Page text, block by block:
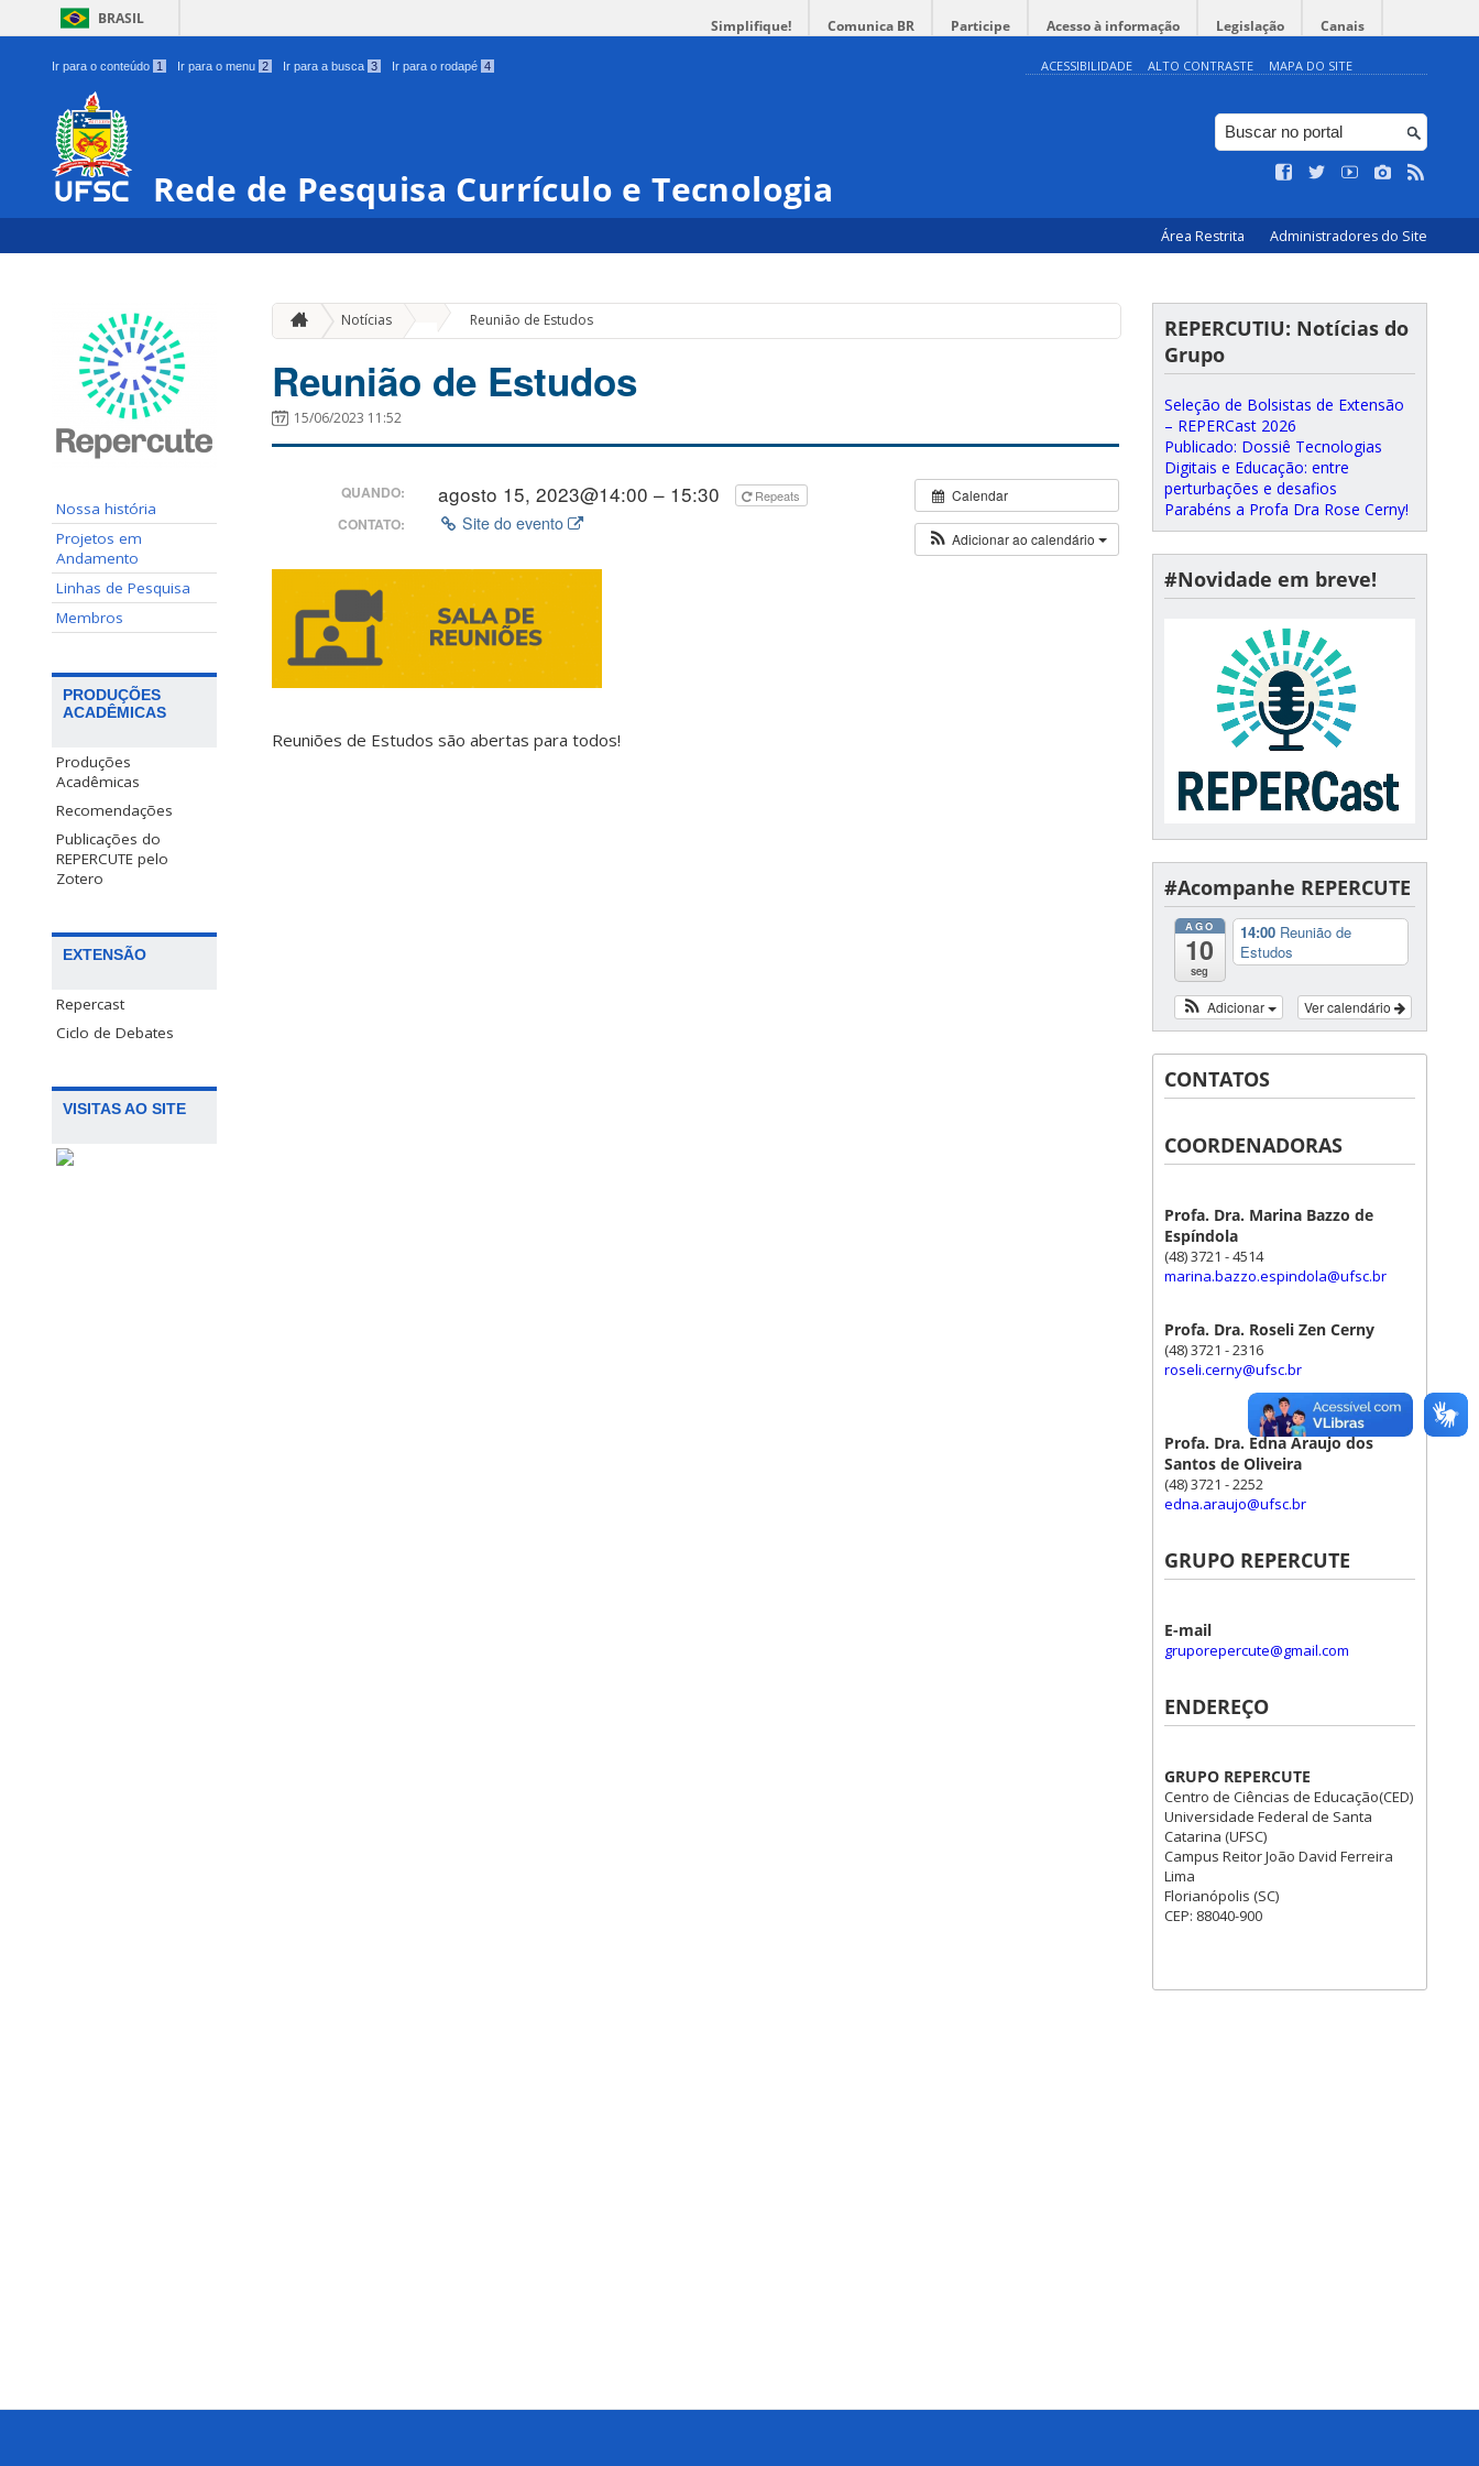
BRASIL Simplifique! Comunica BR Participe Acesso à informação Legislação Canais
Ir para o conteúdo 1 Ir para o menu 2 Ir para a busca 3 Ir para o rodapé 4 ACESSIBILIDADE ALTO CONTRASTE MAPA DO SITE
Rede de Pesquisa Currículo e Tecnologia
Área Restrita Administradores do Site
Nossa história
Projetos em
Andamento
Linhas de Pesquisa
Membros
PRODUÇÕES
ACADÊMICAS
Produções
Acadêmicas
Recomendações
Publicações do
REPERCUTE pelo
Zotero
EXTENSÃO
Repercast
Ciclo de Debates
VISITAS AO SITE
Notícias Reunião de Estudos
Reunião de Estudos
15/06/2023 11:52
Calendar
Adicionar ao calendário
QUANDO: agosto 15, 2023@14:00 – 15:30 Repeats
CONTATO: Site do evento
Reuniões de Estudos são abertas para todos!
REPERCUTIU: Notícias do
Grupo
Seleção de Bolsistas de Extensão
– REPERCast 2026
Publicado: Dossiê Tecnologias
Digitais e Educação: entre
perturbações e desafios
Parabéns a Profa Dra Rose Cerny!
#Novidade em breve!
#Acompanhe REPERCUTE
AGO
10
seg
14:00 Reunião de
Estudos
Ver calendário
Adicionar
CONTATOS
COORDENADORAS
Profa. Dra. Marina Bazzo de
Espíndola
(48) 3721 - 4514
marina.bazzo.espindola@ufsc.br
Profa. Dra. Roseli Zen Cerny
(48) 3721 - 2316
roseli.cerny@ufsc.br
Profa. Dra. Edna Araujo dos
Santos de Oliveira
(48) 3721 - 2252
edna.araujo@ufsc.br
GRUPO REPERCUTE
E-mail
gruporepercute@gmail.com
ENDEREÇO
GRUPO REPERCUTE
Centro de Ciências de Educação(CED)
Universidade Federal de Santa
Catarina (UFSC)
Campus Reitor João David Ferreira
Lima
Florianópolis (SC)
CEP: 88040-900